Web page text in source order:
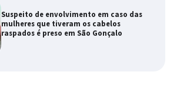
Suspeito de envolvimento em caso das
mulheres que tiveram os cabelos
raspados é preso em São Gonçalo